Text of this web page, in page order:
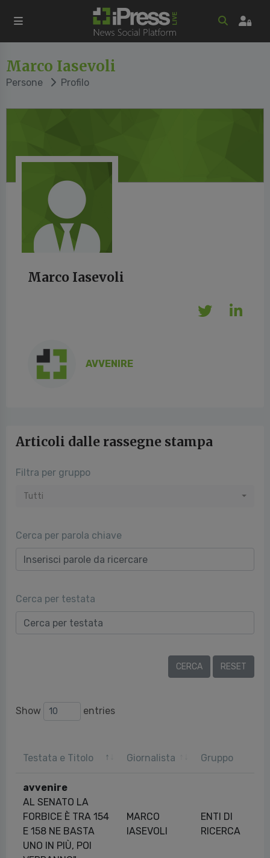
Marco Iasevoli
Persone Profilo
Marco Iasevoli
AVVENIRE
Articoli dalle rassegne stampa
Filtra per gruppo
Tutti
Cerca per parola chiave
Cerca per testata
Show entries
Testata e Titolo Giornalista Gruppo
avvenire
AL SENATO LA
FORBICE È TRA 154
E 158 NE BASTA
UNO IN PIÙ, POI
MARCO
IASEVOLI
ENTI DI
RICERCA